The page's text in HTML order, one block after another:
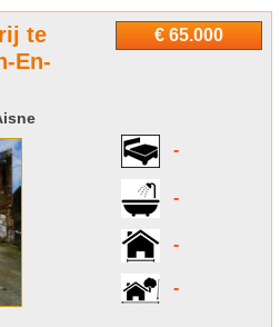
€ 65.000
te
En-
-
-
-
-